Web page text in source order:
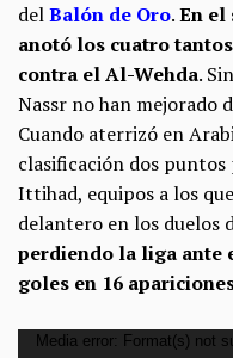
delBalón de Oro.En el
anotó los cuatro
contra el Al-Wehda.
Nassr no han mejorado
Cuando aterrizó en
clasificación dos
Ittihad, equipos a los
delantero en los duelos
perdiendo la liga ante
goles en 16
Reproductor
Media error: Format(s) not